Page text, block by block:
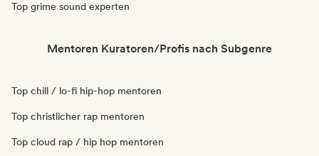
Top grime sound experten
Mentoren Kuratoren/Profis nach Subgenre
Top chill / lo-fi hip-hop mentoren
Top christlicher rap mentoren
Top cloud rap / hip hop mentoren